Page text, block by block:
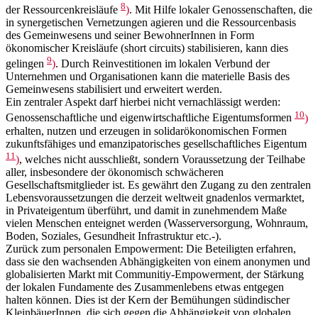
der Ressourcenkreisläufe 8). Mit Hilfe lokaler Genossenschaften, die
in synergetischen Vernetzungen agieren und die Ressourcenbasis
des Gemeinwesens und seiner BewohnerInnen in Form
ökonomischer Kreisläufe (short circuits) stabilisieren, kann dies
gelingen 9). Durch Reinvestitionen im lokalen Verbund der
Unternehmen und Organisationen kann die materielle Basis des
Gemeinwesens stabilisiert und erweitert werden.
Ein zentraler Aspekt darf hierbei nicht vernachlässigt werden:
Genossenschaftliche und eigenwirtschaftliche Eigentumsformen 10)
erhalten, nutzen und erzeugen in solidarökonomischen Formen
zukunftsfähiges und emanzipatorisches gesellschaftliches Eigentum
11 ), welches nicht ausschließt, sondern Voraussetzung der Teilhabe
aller, insbesondere der ökonomisch schwächeren
Gesellschaftsmitglieder ist. Es gewährt den Zugang zu den zentralen
Lebensvoraussetzungen die derzeit weltweit gnadenlos vermarktet,
in Privateigentum überführt, und damit in zunehmendem Maße
vielen Menschen enteignet werden (Wasserversorgung, Wohnraum,
Boden, Soziales, Gesundheit Infrastruktur etc.-).
Zurück zum personalen Empowerment: Die Beteiligten erfahren,
dass sie den wachsenden Abhängigkeiten von einem anonymen und
globalisierten Markt mit Communitiy-Empowerment, der Stärkung
der lokalen Fundamente des Zusammenlebens etwas entgegen
halten können. Dies ist der Kern der Bemühungen südindischer
KleinbäuerInnen, die sich gegen die Abhängigkeit von globalen